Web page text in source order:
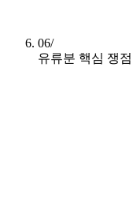
06/
유류분 핵심 쟁점